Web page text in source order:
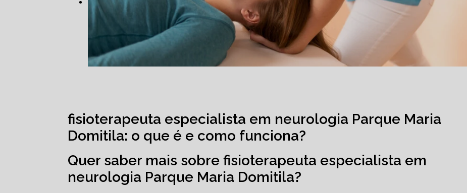
fisioterapeuta especialista em neurologia Parque Maria
Domitila: o que é e como funciona?
Quer saber mais sobre fisioterapeuta especialista em
neurologia Parque Maria Domitila?